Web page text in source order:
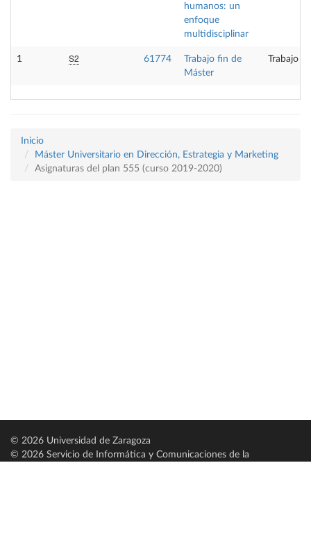
humanos: un
enfoque
multidisciplinar
1 S2 61774
Trabajo fin de
Máster
Trabajo
Inicio
Máster Universitario en Dirección, Estrategia y Marketing
Asignaturas del plan 555 (curso 2019-2020)
© 2026 Universidad de Zaragoza
© 2026 Servicio de Informática y Comunicaciones de la